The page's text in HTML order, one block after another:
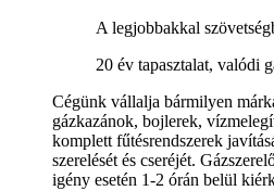
A legjobbakkal
20 év tapasztalat, valódi
Cégünk vállalja bármilyen
gázkazánok, bojlerek,
komplett fűtésrendszerek
szerelését és cseréjét.
igény esetén 1-2 órán belül